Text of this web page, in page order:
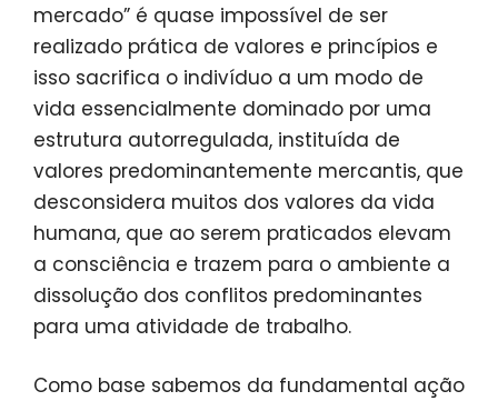
mercado” é quase impossível de ser
realizado prática de valores e princípios e
isso sacrifica o indivíduo a um modo de
vida essencialmente dominado por uma
estrutura autorregulada, instituída de
valores predominantemente mercantis, que
desconsidera muitos dos valores da vida
humana, que ao serem praticados elevam
a consciência e trazem para o ambiente a
dissolução dos conflitos predominantes
para uma atividade de trabalho.
Como base sabemos da fundamental ação